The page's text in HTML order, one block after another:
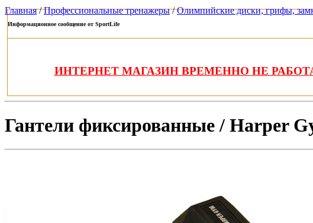
Главная/Профессиональные тренажеры/Олимпийские диски, грифы,
Информационное сообщение от SportLife
ИНТЕРНЕТ МАГАЗИН ВРЕМЕННО НЕ
Гантели фиксированные / Harper